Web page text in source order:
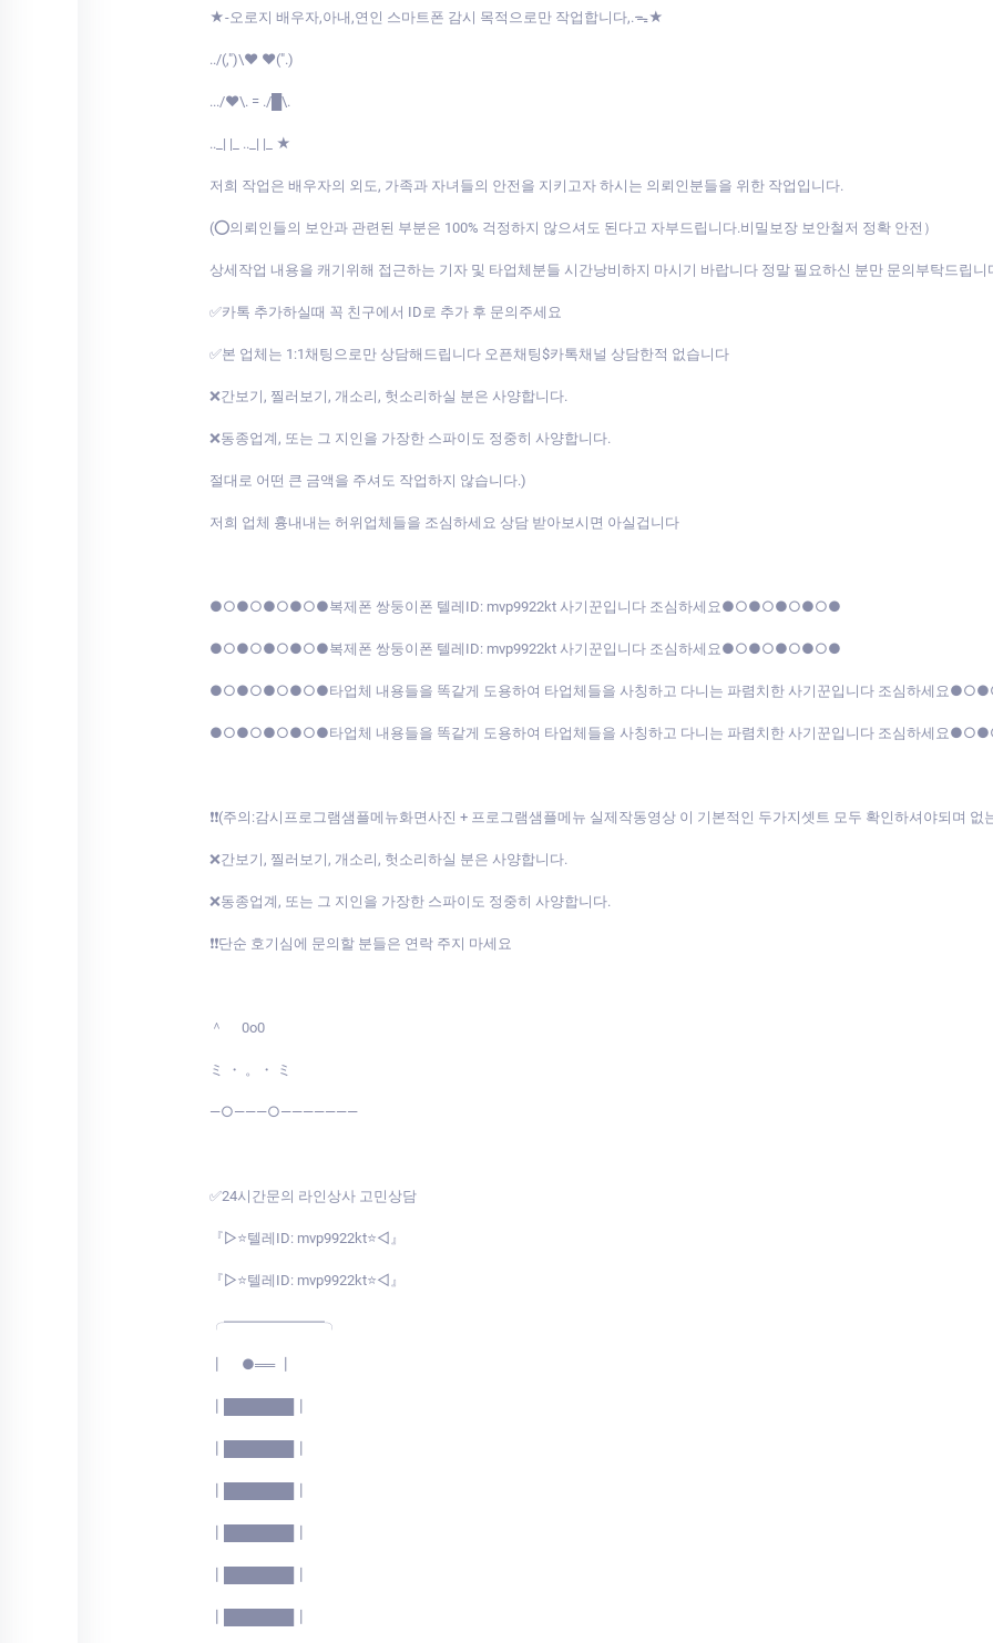
★-오로지 배우자,아내,연인 스마트폰 감시 목적으로만 작업합니다,.ᯓ★
../(,")\♥ ♥(".)
.../♥\. = ./█\.
.._| |_ .._| |_ ★
저희 작업은 배우자의 외도, 가족과 자녀들의 안전을 지키고자 하시는 의뢰인분들을 위한 작업입니다.
(⭕의뢰인들의 보안과 관련된 부분은 100% 걱정하지 않으셔도 된다고 자부드립니다.비밀보장 보안철저 정확 안전）
상세작업 내용을 캐기위해 접근하는 기자 및 타업체분들 시간낭비하지 마시기 바랍니다 정말 필요하신 분만 문의부탁드립니
✅카톡 추가하실때 꼭 친구에서 ID로 추가 후 문의주세요
✅본 업체는 1:1채팅으로만 상담해드립니다 오픈채팅$카톡채널 상담한적 없습니다
❌간보기, 찔러보기, 개소리, 헛소리하실 분은 사양합니다.
❌동종업계, 또는 그 지인을 가장한 스파이도 정중히 사양합니다.
절대로 어떤 큰 금액을 주셔도 작업하지 않습니다.)
저희 업체 흉내내는 허위업체들을 조심하세요 상담 받아보시면 아실겁니다
●○●○●○●○●복제폰 쌍둥이폰 텔레ID: mvp9922kt 사기꾼입니다 조심하세요●○●○●○●○●
●○●○●○●○●복제폰 쌍둥이폰 텔레ID: mvp9922kt 사기꾼입니다 조심하세요●○●○●○●○●
●○●○●○●○●타업체 내용들을 똑같게 도용하여 타업체들을 사칭하고 다니는 파렴치한 사기꾼입니다 조심하세요
●○●○●○●○●타업체 내용들을 똑같게 도용하여 타업체들을 사칭하고 다니는 파렴치한 사기꾼입니다 조심하세요
❗❗(주의:감시프로그램샘플메뉴화면사진 + 프로그램샘플메뉴 실제작동영상 이 기본적인 두가지셋트 모두 확인하셔야되며 없
❌간보기, 찔러보기, 개소리, 헛소리하실 분은 사양합니다.
❌동종업계, 또는 그 지인을 가장한 스파이도 정중히 사양합니다.
❗❗단순 호기심에 문의할 분들은 연락 주지 마세요
＾ 0o0
ミ ・ 。・ ミ
—○———○———————
✅24시간문의 라인상사 고민상담
『▷⭐텔레ID: mvp9922kt⭐◁』
『▷⭐텔레ID: mvp9922kt⭐◁』
╭━━━━━━━╮
┃ ●══ ┃